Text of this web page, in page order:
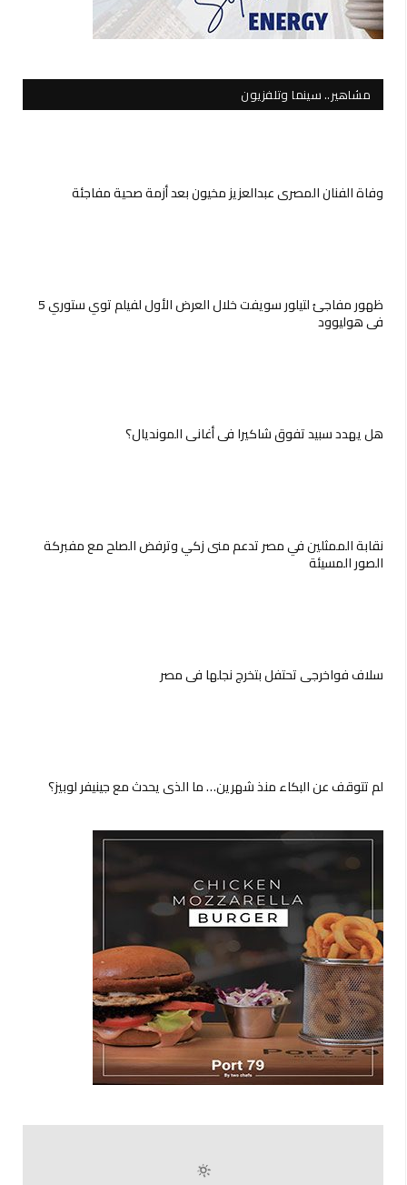
مشاهير.. سينما وتلفزيون
وفاة الفنان المصري عبدالعزيز مخيون بعد أزمة صحية مفاجئة
ظهور مفاجئ لتيلور سويفت خلال العرض الأول لفيلم توي ستوري 5
في هوليوود
هل يهدد سبيد تفوق شاكيرا في أغاني المونديال؟
نقابة الممثلين في مصر تدعم منى زكي وترفض الصلح مع مفبركة
الصور المسيئة
سلاف فواخرجي تحتفل بتخرج نجلها في مصر
لم تتوقف عن البكاء منذ شهرين… ما الذي يحدث مع جينيفر لوبيز؟